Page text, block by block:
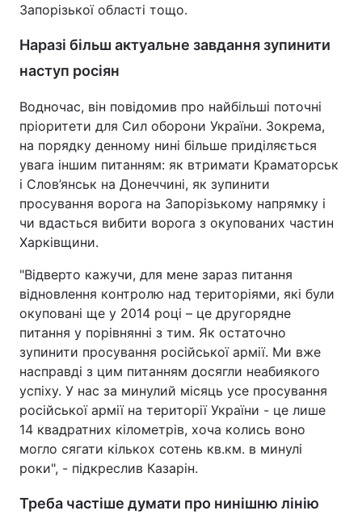
Запорізької області тощо.
Наразі більш актуальне завдання зупинити
наступ росіян
Водночас, він повідомив про найбільші поточні
пріоритети для Сил оборони України. Зокрема,
на порядку денному нині більше приділяється
увага іншим питанням: як втримати Краматорськ
і Слов’янськ на Донеччині, як зупинити
просування ворога на Запорізькому напрямку і
чи вдасться вибити ворога з окупованих частин
Харківщини.
"Відверто кажучи, для мене зараз питання
відновлення контролю над територіями, які були
окуповані ще у 2014 році – це другорядне
питання у порівнянні з тим. Як остаточно
зупинити просування російської армії. Ми вже
насправді з цим питанням досягли неабиякого
успіху. У нас за минулий місяць усе просування
російської армії на території України - це лише
14 квадратних кілометрів, хоча колись воно
могло сягати кількох сотень кв.км. в минулі
роки", - підкреслив Казарін.
Треба частіше думати про нинішню лінію